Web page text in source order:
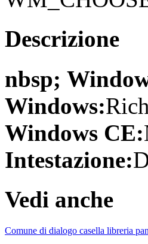
Descrizione
nbsp;
Windows:
Windows CE:
Intestazione:
Vedi anche
Comune di dialogo casella libreria